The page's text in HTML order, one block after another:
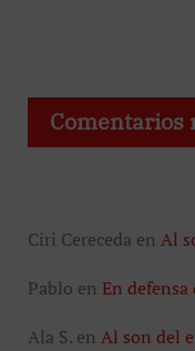
Comentarios
Ciri Cereceda en Al
Pablo en En
Ala S.en Al son del